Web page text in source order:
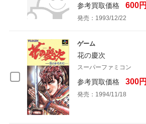
参考買取価格 600円
発売：1993/12/22
ゲーム
花の慶次
スーパーファミコン
参考買取価格 300円
発売：1994/11/18